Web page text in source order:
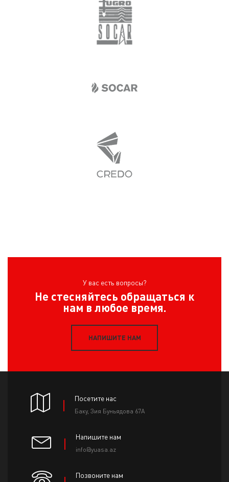
У вас есть вопросы?
Не стесняйтесь обращаться к
нам в любое время.
НАПИШИТЕ НАМ
Посетите нас
Баку, Зия Буньядова 67А
Напишите нам
info@yuasa.az
Позвоните нам